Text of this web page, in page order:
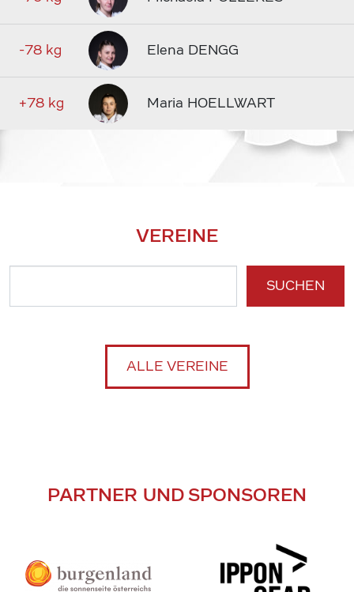
-78 kg Elena DENGG
+78 kg Maria HOELLWART
VEREINE
SUCHEN
ALLE VEREINE
PARTNER UND SPONSOREN